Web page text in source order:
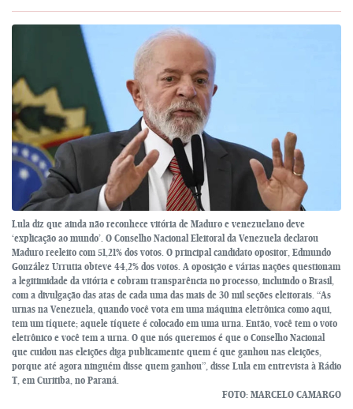
Lula diz que ainda não reconhece vitória de Maduro e venezuelano deve
‘explicação ao mundo’. O Conselho Nacional Eleitoral da Venezuela declarou
Maduro reeleito com 51,21% dos votos. O principal candidato opositor, Edmundo
González Urrutia obteve 44,2% dos votos. A oposição e várias nações questionam
a legitimidade da vitória e cobram transparência no processo, incluindo o Brasil,
com a divulgação das atas de cada uma das mais de 30 mil seções eleitorais. “As
urnas na Venezuela, quando você vota em uma máquina eletrônica como aqui,
tem um tíquete; aquele tíquete é colocado em uma urna. Então, você tem o voto
eletrônico e você tem a urna. O que nós queremos é que o Conselho Nacional
que cuidou nas eleições diga publicamente quem é que ganhou nas eleições,
porque até agora ninguém disse quem ganhou”, disse Lula em entrevista à Rádio
T, em Curitiba, no Paraná.
FOTO: MARCELO CAMARGO